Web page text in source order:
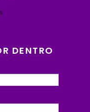
DENTRO